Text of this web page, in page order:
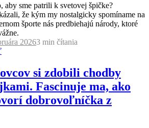
aby sme patrili k svetovej špičke?
že kým my nostalgicky spomíname na
športe nás predbiehajú národy, ktoré
20263 min čítania
si zdobili chodby
Fascinuje ma, ako
dobrovoľníčka z